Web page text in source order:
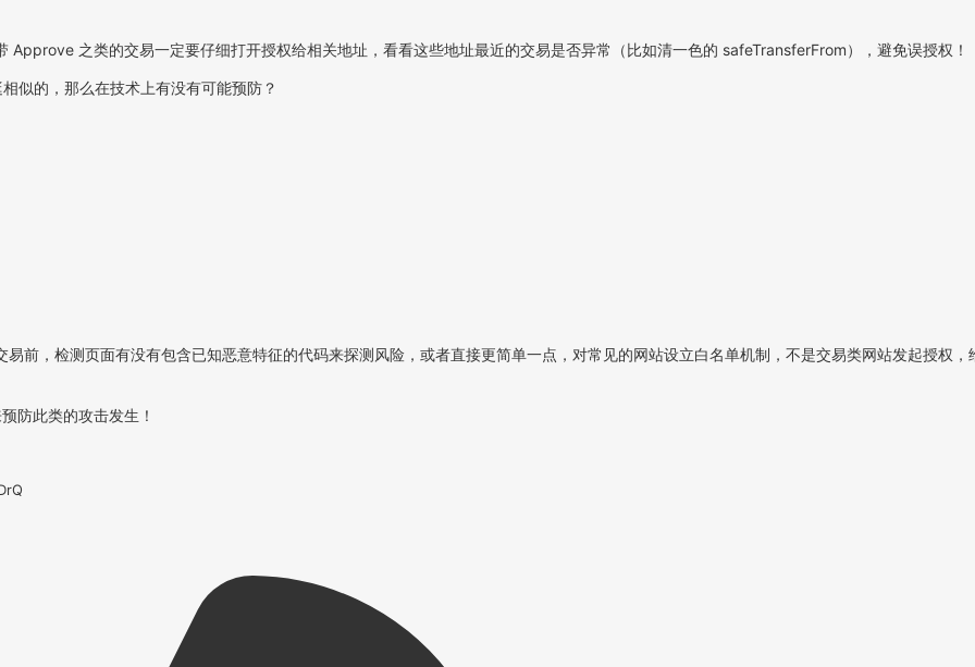
之类的交易一定要仔细打开授权给相关地址，看看这些地址最近的交易是否异常（比如清一色的 safeTransferFrom），避免误授权！
似的，那么在技术上有没有可能预防？
前，检测页面有没有包含已知恶意特征的代码来探测风险，或者直接更简单一点，对常见的网站设立白名单机制，不是交易类网站发起授权，
防此类的攻击发生！